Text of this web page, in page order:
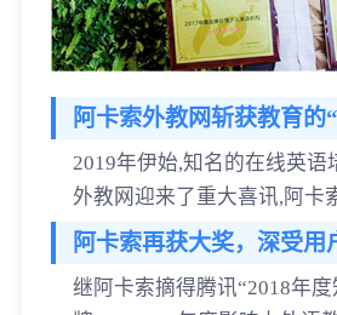
阿卡索外教网斩获教育的
2019年伊始,知名的在线英语
外教网迎来了重大喜讯,阿卡
阿卡索再获大奖，深受用
继阿卡索摘得腾讯“2018年